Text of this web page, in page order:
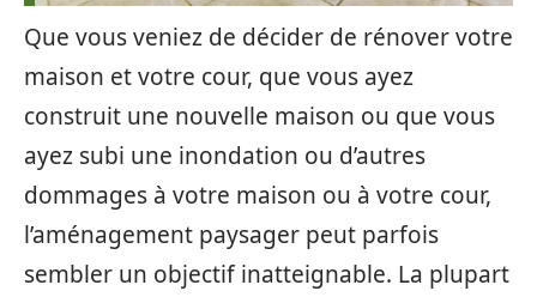
Que vous veniez de décider de rénover votre
maison et votre cour, que vous ayez
construit une nouvelle maison ou que vous
ayez subi une inondation ou d’autres
dommages à votre maison ou à votre cour,
l’aménagement paysager peut parfois
sembler un objectif inatteignable. La plupart